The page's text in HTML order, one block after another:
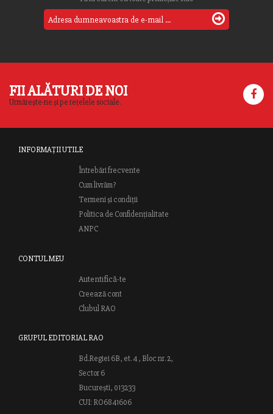
FII ALĂTURI DE NOI
Urmărește-ne și pe rețelele sociale.
INFORMAȚII UTILE
Întrebări frecvente
Cum livrăm?
Termeni și condiții
Politica de Confidențialitate
ANPC
CONTUL MEU
Autentifică-te
Creează cont
Clubul RAO
GRUPUL EDITORIAL RAO
Bd.Regiei 6B, et. 4 , Bloc nr. 2,
Sector 6
București, 013233
CUI: RO6841606